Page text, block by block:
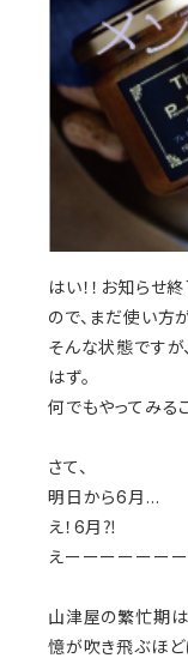
はい！！お知らせ
ので、まだ使い方が
そんな状態です
はず。
何でもやってみ
さて、
明日から6月…
え！6月⁈
えーーーーーーー
山津屋の繁忙期
憶が吹き飛ぶほど